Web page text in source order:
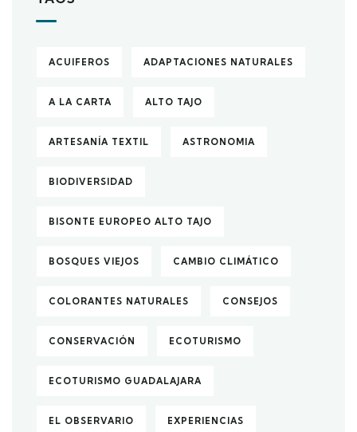
ACUIFEROS ADAPTACIONES NATURALES
A LA CARTA ALTO TAJO
ARTESANÍA TEXTIL ASTRONOMIA
BIODIVERSIDAD
BISONTE EUROPEO ALTO TAJO
BOSQUES VIEJOS CAMBIO CLIMÁTICO
COLORANTES NATURALES CONSEJOS
CONSERVACIÓN ECOTURISMO
ECOTURISMO GUADALAJARA
EL OBSERVARIO EXPERIENCIAS